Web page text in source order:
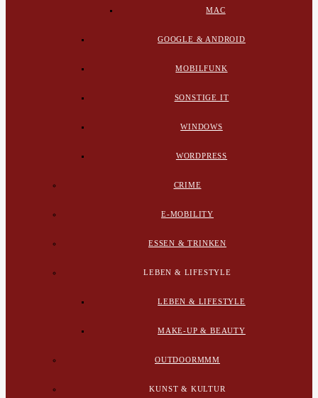
MAC
GOOGLE & ANDROID
MOBILFUNK
SONSTIGE IT
WINDOWS
WORDPRESS
CRIME
E-MOBILITY
ESSEN & TRINKEN
LEBEN & LIFESTYLE
LEBEN & LIFESTYLE
MAKE-UP & BEAUTY
OUTDOORMMM
KUNST & KULTUR